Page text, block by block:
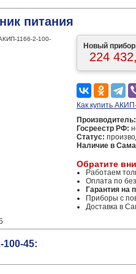
питания
1166-2-100-
Новый
224
Как купить
Производитель:
Госреестр РФ:
Статус:
Наличие в
Обратите
Работаем
Оплата по
Гарантия на
Приборы с
Доставка в
45: